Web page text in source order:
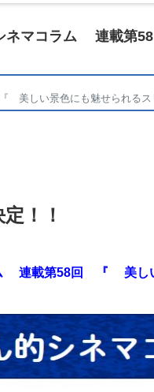
シネマコラム 連載
しい景色にも魅せられるス
！！
ム 連載第58回 『 美し